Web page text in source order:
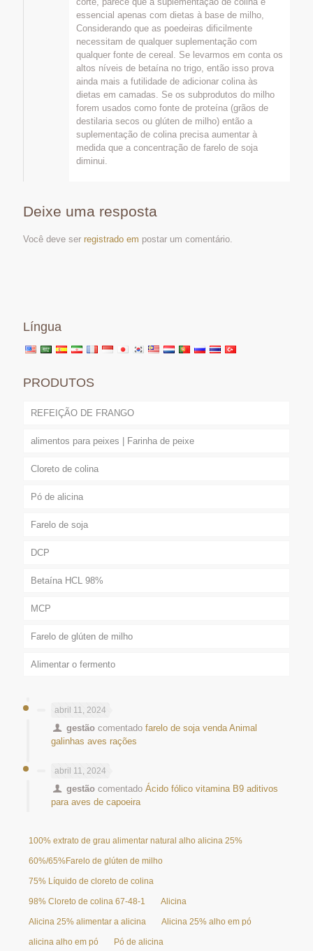
essencial apenas com dietas à base de milho,
Considerando que as poedeiras dificilmente
necessitam de qualquer suplementação com
qualquer fonte de cereal. Se levarmos em conta os
altos níveis de betaína no trigo, então isso prova
ainda mais a futilidade de adicionar colina às
dietas em camadas. Se os subprodutos do milho
forem usados ​​como fonte de proteína (grãos de
destilaria secos ou glúten de milho) então a
suplementação de colina precisa aumentar à
medida que a concentração de farelo de soja
diminui.
Deixe uma resposta
Você deve ser registrado em postar um comentário.
Língua
PRODUTOS
REFEIÇÃO DE FRANGO
alimentos para peixes | Farinha de peixe
Cloreto de colina
Pó de alicina
Farelo de soja
DCP
Betaína HCL 98%
MCP
Farelo de glúten de milho
Alimentar o fermento
abril 11, 2024
gestão comentadofarelo de soja venda Animal
galinhas aves rações
abril 11, 2024
gestão comentadoÁcido fólico vitamina B9 aditivos
para aves de capoeira
100% extrato de grau alimentar natural alho alicina 25%
60%/65%Farelo de glúten de milho
75% Líquido de cloreto de colina
98% Cloreto de colina 67-48-1 Alicina
Alicina 25% alimentar a alicina Alicina 25% alho em pó
alicina alho em pó Pó de alicina